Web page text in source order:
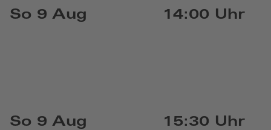
So 9 Aug 14:00 Uhr
So 9 Aug 15:30 Uhr